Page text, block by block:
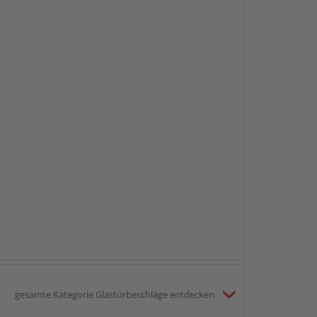
gesamte Kategorie Glastürbeschläge entdecken